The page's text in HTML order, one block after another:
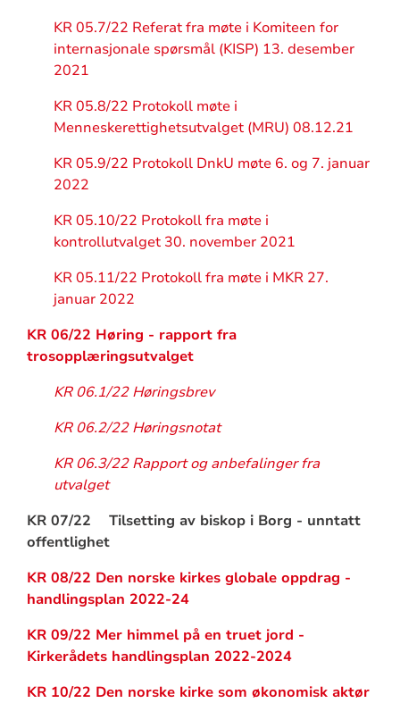
KR 05.7/22 Referat fra møte i Komiteen for
internasjonale spørsmål (KISP) 13. desember
2021
KR 05.8/22 Protokoll møte i
Menneskerettighetsutvalget (MRU) 08.12.21
KR 05.9/22 Protokoll DnkU møte 6. og 7. januar
2022
KR 05.10/22 Protokoll fra møte i
kontrollutvalget 30. november 2021
KR 05.11/22 Protokoll fra møte i MKR 27.
januar 2022
KR 06/22 Høring - rapport fra
trosopplæringsutvalget
KR 06.1/22 Høringsbrev
KR 06.2/22 Høringsnotat
KR 06.3/22 Rapport og anbefalinger fra
utvalget
KR 07/22 Tilsetting av biskop i Borg - unntatt
offentlighet
KR 08/22 Den norske kirkes globale oppdrag -
handlingsplan 2022-24
KR 09/22 Mer himmel på en truet jord -
Kirkerådets handlingsplan 2022-2024
KR 10/22 Den norske kirke som økonomisk aktør